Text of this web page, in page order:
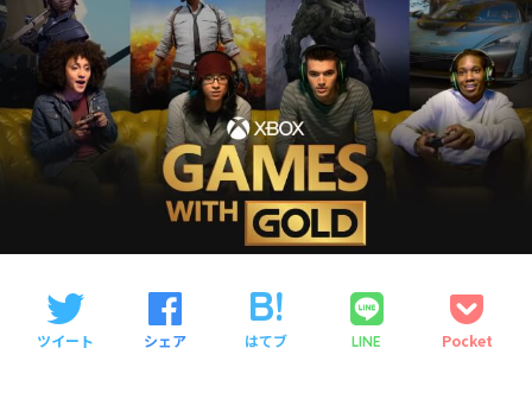
ツイート シェア はてブ LINE Pocket